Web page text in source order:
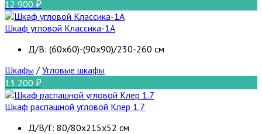
12 900
Шкаф угловой Классика-1А
Д/В: (60х60)-(90х90)/230-260 см
Шкафы / Угловые шкафы
13 200
Шкаф распашной угловой Клер 1.7
Д/В/Г: 80/80х215х52 см